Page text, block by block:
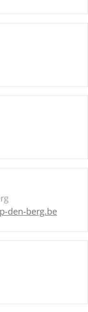
den-berg.be